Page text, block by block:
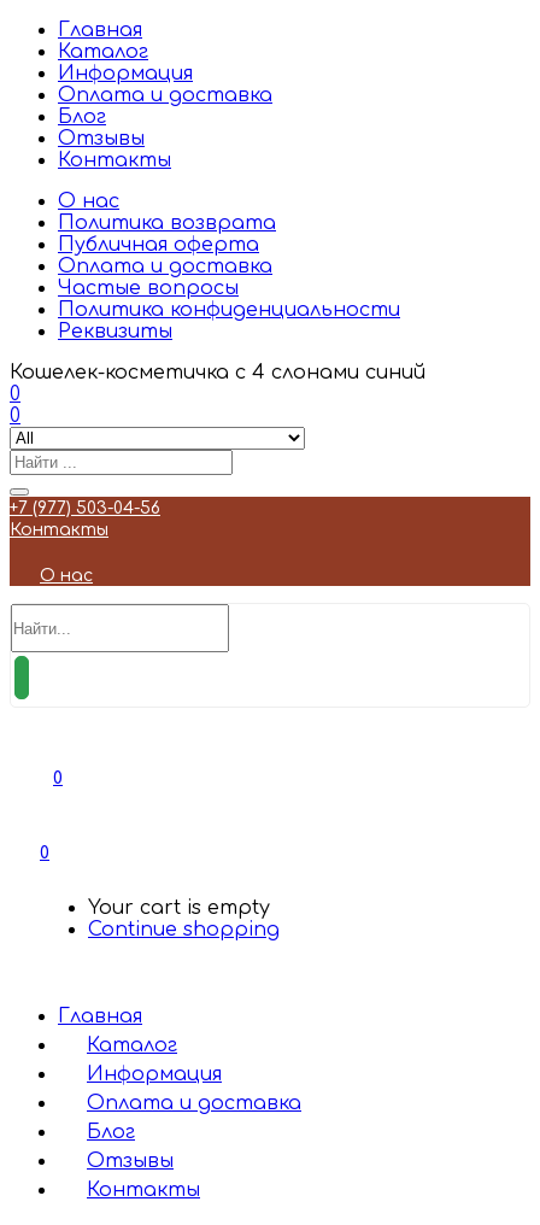
Главная
Каталог
Информация
Оплата и доставка
Блог
Отзывы
Контакты
О нас
Политика возврата
Публичная оферта
Оплата и доставка
Частые вопросы
Политика конфиденциальности
Реквизиты
Кошелек-косметичка с 4 слонами синий
0
0
+7 (977) 503-04-56
Контакты
О нас
0
0
Your cart is empty
Continue shopping
Главная
Каталог
Информация
Оплата и доставка
Блог
Отзывы
Контакты